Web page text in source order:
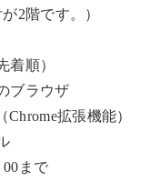
2階です。）
着順）
ブラウザ
拡張機能）
まで